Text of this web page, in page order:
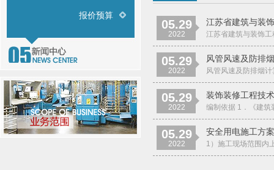
报价预算
05.29
2022
江苏省建筑与装
江苏省建筑与装饰
05.29
2022
风管风速及防排
风管风速及防排烟
05.29
2022
装饰装修工程技
编制依据 1．《建筑
05.29
2022
安全用电施工方案
1）施工现场范围内